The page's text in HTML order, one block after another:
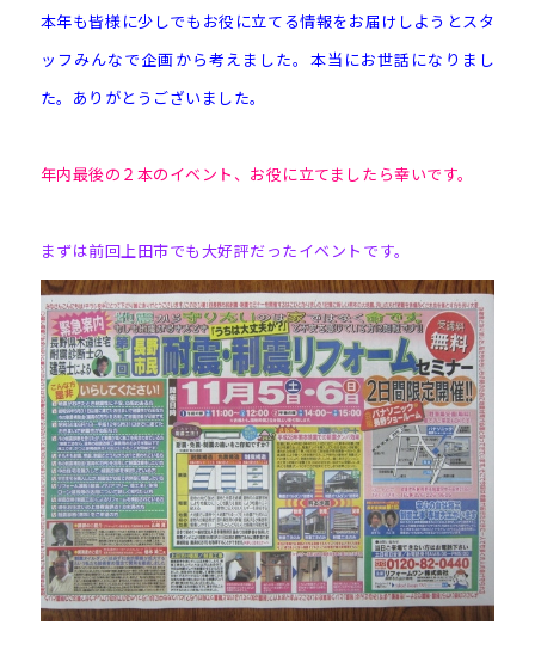
本年も皆様に少しでもお役に立てる情報をお届けしようとスタ
ッフみんなで企画から考えました。本当にお世話になりまし
た。ありがとうございました。
年内最後の２本のイベント、お役に立てましたら幸いです。
まずは前回上田市でも大好評だったイベントです。